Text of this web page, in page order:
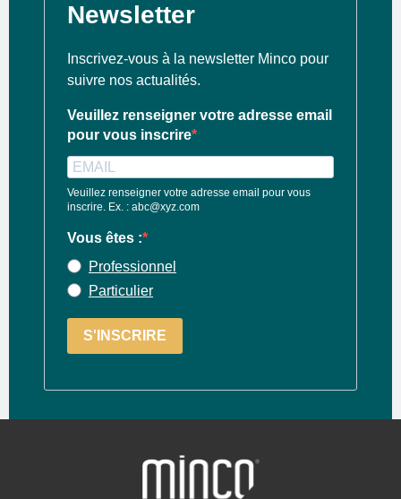
Newsletter
Inscrivez-vous à la newsletter Minco pour
suivre nos actualités.
Veuillez renseigner votre adresse email
pour vous inscrire
Veuillez renseigner votre adresse email pour vous
inscrire. Ex. : abc@xyz.com
Vous êtes :
Professionnel
Particulier
S'INSCRIRE